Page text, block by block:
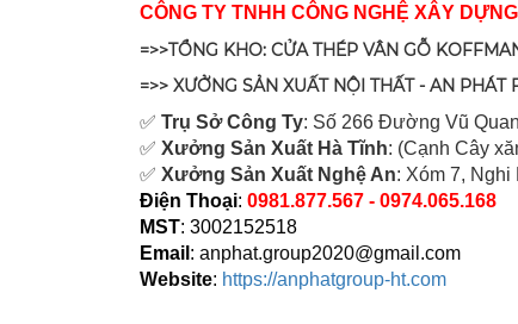
CÔNG TY TNHH CÔNG NGHỆ XÂY
=>>TỔNG KHO: CỬA THÉP VÂN GỖ
=>> XƯỞNG SẢN XUẤT NỘI THẤT - AN PHÁT
✅ Trụ Sở Công Ty: Số 266 Đường Vũ
✅ Xưởng Sản Xuất Hà Tĩnh: (Cạnh Cây
✅ Xưởng Sản Xuất Nghệ An: Xóm 7, Nghi
Điện Thoại: 0981.877.567 - 0974.065.168
MST: 3002152518
Email : anphat.group2020@gmail.com
Website: https://anphatgroup-ht.com